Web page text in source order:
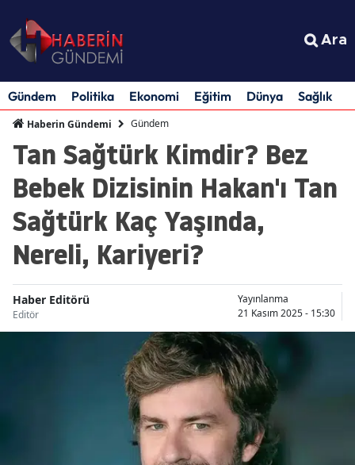
Ara
Gündem Politika Ekonomi Eğitim Dünya Sağlık
Haberin Gündemi Gündem
Tan Sağtürk Kimdir? Bez
Bebek Dizisinin Hakan'ı Tan
Sağtürk Kaç Yaşında,
Nereli, Kariyeri?
Haber Editörü
Editör
Yayınlanma
21 Kasım 2025 - 15:30